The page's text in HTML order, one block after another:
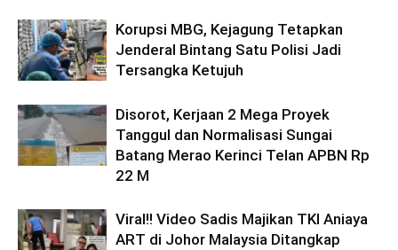
Korupsi MBG, Kejagung Tetapkan
Jenderal Bintang Satu Polisi Jadi
Tersangka Ketujuh
Disorot, Kerjaan 2 Mega Proyek
Tanggul dan Normalisasi Sungai
Batang Merao Kerinci Telan APBN Rp
22 M
Viral!! Video Sadis Majikan TKI Aniaya
ART di Johor Malaysia Ditangkap